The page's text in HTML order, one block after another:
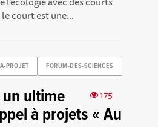
court est une...
PROJET FORUM-DES-SCIENCES
175
un ultime
à projets « Au